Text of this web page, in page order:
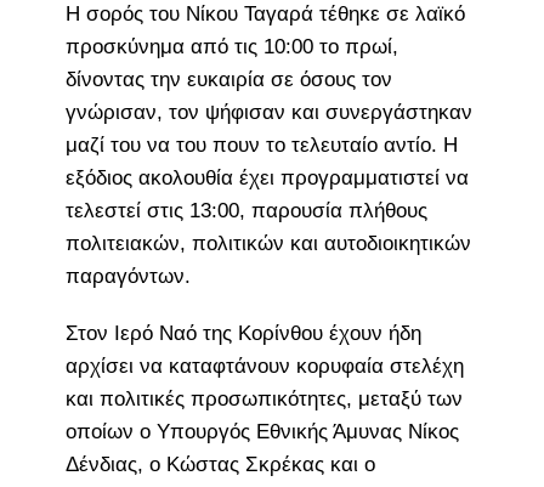
Η σορός του Νίκου Ταγαρά τέθηκε σε λαϊκό
προσκύνημα από τις 10:00 το πρωί,
δίνοντας την ευκαιρία σε όσους τον
γνώρισαν, τον ψήφισαν και συνεργάστηκαν
μαζί του να του πουν το τελευταίο αντίο. Η
εξόδιος ακολουθία έχει προγραμματιστεί να
τελεστεί στις 13:00, παρουσία πλήθους
πολιτειακών, πολιτικών και αυτοδιοικητικών
παραγόντων.
Στον Ιερό Ναό της Κορίνθου έχουν ήδη
αρχίσει να καταφτάνουν κορυφαία στελέχη
και πολιτικές προσωπικότητες, μεταξύ των
οποίων ο Υπουργός Εθνικής Άμυνας Νίκος
Δένδιας, ο Κώστας Σκρέκας και ο